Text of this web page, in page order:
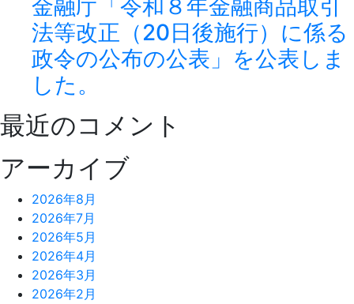
金融庁「令和８年金融商品取引
法等改正（20日後施行）に係る
政令の公布の公表」を公表しま
した。
最近のコメント
アーカイブ
2026年8月
2026年7月
2026年5月
2026年4月
2026年3月
2026年2月